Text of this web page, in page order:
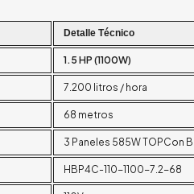
Detalle Técnico
1.5 HP (1100W)
7.200 litros / hora
68 metros
3 Paneles 585W TOPCon
HBP4C-110-1100-7.2-68